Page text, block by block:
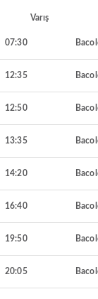
Varış
07:30
12:35
12:50
13:35
14:20
16:40
19:50
20:05